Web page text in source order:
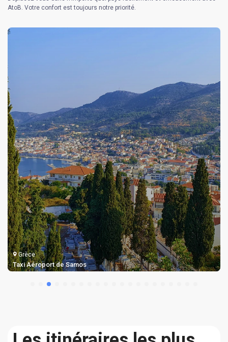
AtoB. Votre confort est toujours notre priorité.
Grèce
Taxi Aéroport de Samos